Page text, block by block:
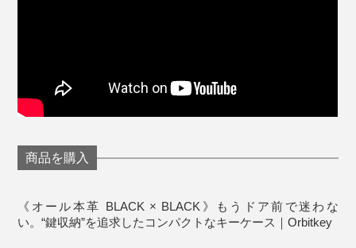
商品を購入
《オール本革 BLACK × BLACK》もうドア前で迷わな
い。“鍵収納”を追求したコンパクトなキーケース｜Orbitkey